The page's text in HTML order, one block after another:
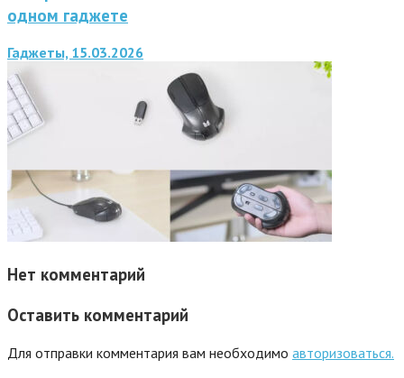
одном гаджете
Гаджеты, 15.03.2026
Нет комментарий
Оставить комментарий
Для отправки комментария вам необходимо авторизоваться.